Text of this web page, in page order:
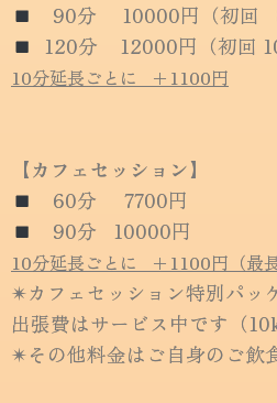
90分 10000円（初回
120分 12000円（初回
10分延長ごとに +1100円
【カフェセッション】
60分 7700円
90分 10000円
10分延長ごとに +1100円（最長
✴︎カフェセッション特別パッ
出張費はサービス中です（
✴︎その他料金はご自身のご飲